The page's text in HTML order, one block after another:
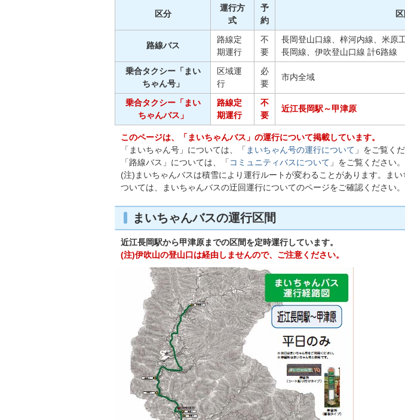
区分
運行方
式
予
約
路線バス
路線定
期運行
不
要
長岡登山口線、梓河内線、米原
長岡線、伊吹登山口線 計6路線
乗合タクシー「まい
ちゃん号」
区域運
行
必
要
市内全域
乗合タクシー「まい
ちゃんバス」
路線定
期運行
不
要
近江長岡駅～甲津原
このページは、「まいちゃんバス」の運行について掲載しています。
「まいちゃん号」については、「 まいちゃん号の運行について 」をご覧くだ
「路線バス」については、「 コミュニティバスについて 」をご覧ください。
(注)まいちゃんバスは積雪により運行ルートが変わることがあります。ま
ついては、まいちゃんバスの迂回運行についてのページをご確認ください。
まいちゃんバスの運行区間
近江長岡駅から甲津原までの区間を定時運行しています。
(注)伊吹山の登山口は経由しませんので、ご注意ください。